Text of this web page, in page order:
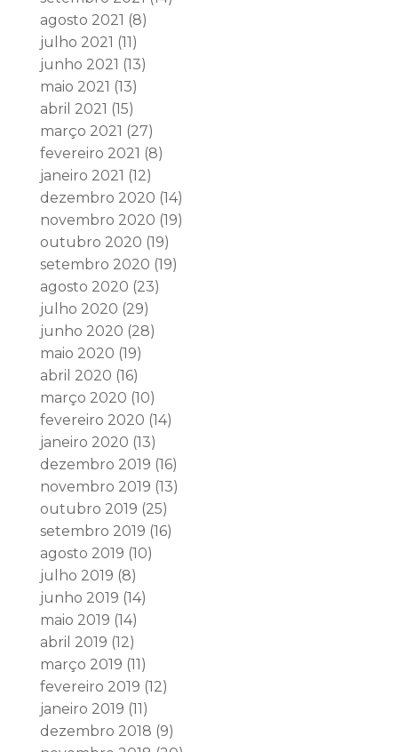
agosto 2021 (8)
julho 2021 (11)
junho 2021 (13)
maio 2021 (13)
abril 2021 (15)
março 2021 (27)
fevereiro 2021 (8)
janeiro 2021 (12)
dezembro 2020 (14)
novembro 2020 (19)
outubro 2020 (19)
setembro 2020 (19)
agosto 2020 (23)
julho 2020 (29)
junho 2020 (28)
maio 2020 (19)
abril 2020 (16)
março 2020 (10)
fevereiro 2020 (14)
janeiro 2020 (13)
dezembro 2019 (16)
novembro 2019 (13)
outubro 2019 (25)
setembro 2019 (16)
agosto 2019 (10)
julho 2019 (8)
junho 2019 (14)
maio 2019 (14)
abril 2019 (12)
março 2019 (11)
fevereiro 2019 (12)
janeiro 2019 (11)
dezembro 2018 (9)